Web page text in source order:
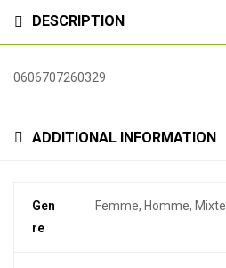
DESCRIPTION
0606707260329
ADDITIONAL INFORMATION
Gen
re
Femme, Homme, Mixte